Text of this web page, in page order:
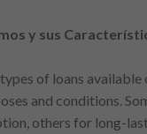
y sus
of loans available
and conditions.
others for long-